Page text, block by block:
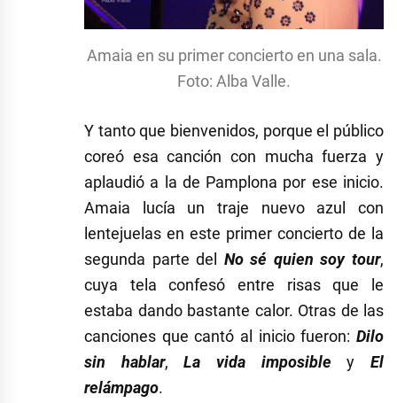
Amaia en su primer concierto en una sala.
Foto: Alba Valle.
Y tanto que bienvenidos, porque el público
coreó esa canción con mucha fuerza y
aplaudió a la de Pamplona por ese inicio.
Amaia lucía un traje nuevo azul con
lentejuelas en este primer concierto de la
segunda parte del No sé quien soy tour,
cuya tela confesó entre risas que le
estaba dando bastante calor. Otras de las
canciones que cantó al inicio fueron: Dilo
sin hablar,La vida imposible yEl
relámpago.